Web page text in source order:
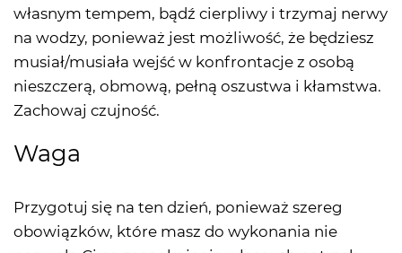
własnym tempem, bądź cierpliwy i trzymaj nerwy
na wodzy, ponieważ jest możliwość, że będziesz
musiał/musiała wejść w konfrontacje z osobą
nieszczerą, obmową, pełną oszustwa i kłamstwa.
Zachowaj czujność.
Waga
Przygotuj się na ten dzień, ponieważ szereg
obowiązków, które masz do wykonania nie